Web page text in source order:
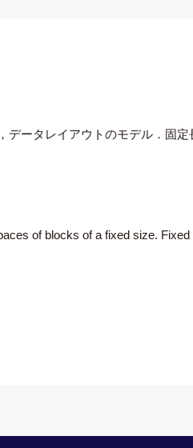
ータレイアウトのモデル．固
of blocks of a fixed size.